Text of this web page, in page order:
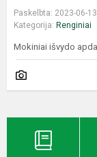
Paskelbta: 2023-06-13
Kategorija: Renginiai
Mokiniai išvydo